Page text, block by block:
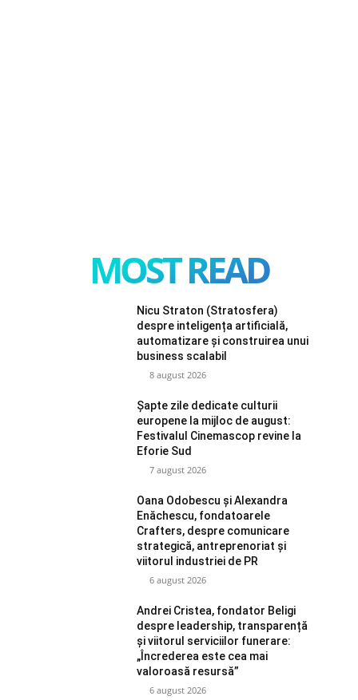
MOST READ
Nicu Straton (Stratosfera)
despre inteligența artificială,
automatizare și construirea unui
business scalabil
8 august 2026
Șapte zile dedicate culturii
europene la mijloc de august:
Festivalul Cinemascop revine la
Eforie Sud
7 august 2026
Oana Odobescu și Alexandra
Enăchescu, fondatoarele
Crafters, despre comunicare
strategică, antreprenoriat și
viitorul industriei de PR
6 august 2026
Andrei Cristea, fondator Beligi
despre leadership, transparență
și viitorul serviciilor funerare:
„Încrederea este cea mai
valoroasă resursă”
6 august 2026